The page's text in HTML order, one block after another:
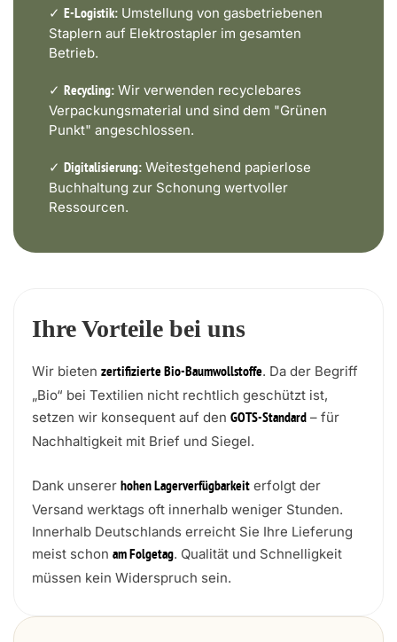
✓ E-Logistik: Umstellung von gasbetriebenen
Staplern auf Elektrostapler im gesamten
Betrieb.
✓ Recycling: Wir verwenden recyclebares
Verpackungsmaterial und sind dem "Grünen
Punkt" angeschlossen.
✓ Digitalisierung: Weitestgehend papierlose
Buchhaltung zur Schonung wertvoller
Ressourcen.
Ihre Vorteile bei uns
Wir bieten zertifizierte Bio-Baumwollstoffe. Da der Begriff
„Bio“ bei Textilien nicht rechtlich geschützt ist,
setzen wir konsequent auf den GOTS-Standard – für
Nachhaltigkeit mit Brief und Siegel.
Dank unserer hohen Lagerverfügbarkeit erfolgt der
Versand werktags oft innerhalb weniger Stunden.
Innerhalb Deutschlands erreicht Sie Ihre Lieferung
meist schon am Folgetag. Qualität und Schnelligkeit
müssen kein Widerspruch sein.